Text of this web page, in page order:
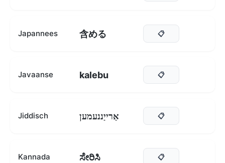
Japannees 含める 📋
Javaanse kalebu 📋
Jiddisch אַרייַננעמען 📋
Kannada ಸೇರಿಸಿ 📋